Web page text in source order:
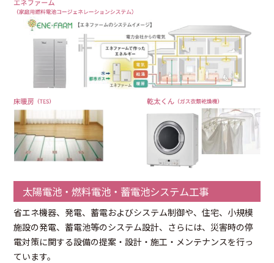
太陽電池・燃料電池・蓄電池システム工事
省エネ機器、発電、蓄電およびシステム制御や、住宅、小規模
施設の発電、蓄電池等のシステム設計、さらには、災害時の停
電対策に関する設備の提案・設計・施工・メンテナンスを行っ
ています。